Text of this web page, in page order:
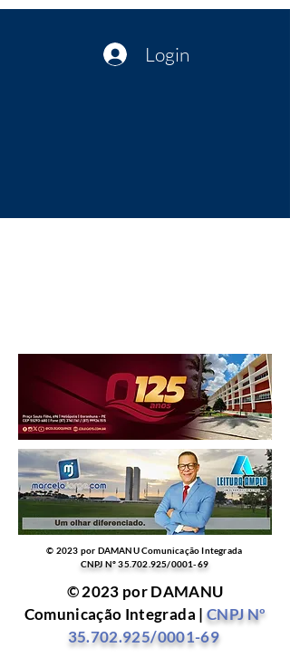
Login
© 2023 por DAMANU Comunicação Integrada
CNPJ Nº35.702.925/0001-69
© 2023 por DAMANU
Comunicação Integrada | CNPJ Nº
35.702.925/0001-69